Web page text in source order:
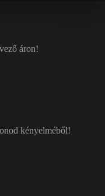
áron!
kényelméből!